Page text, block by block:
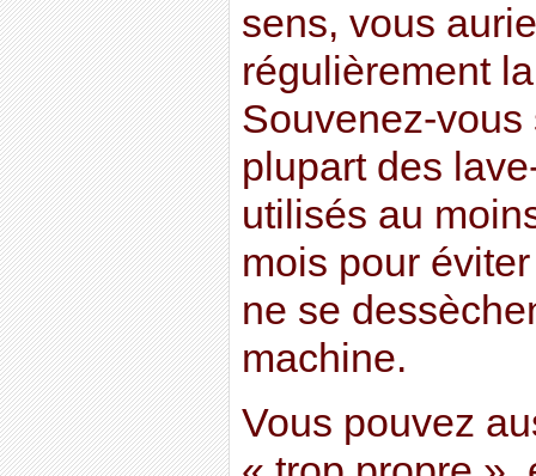
sens, vous
régulièrement
Souvenez-
plupart des
utilisés au
mois pour
ne se
machine.
Vous pouvez